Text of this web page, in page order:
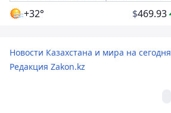
+32° $469.93
Новости Казахстана и мира на сегодня
Редакция Zakon.kz